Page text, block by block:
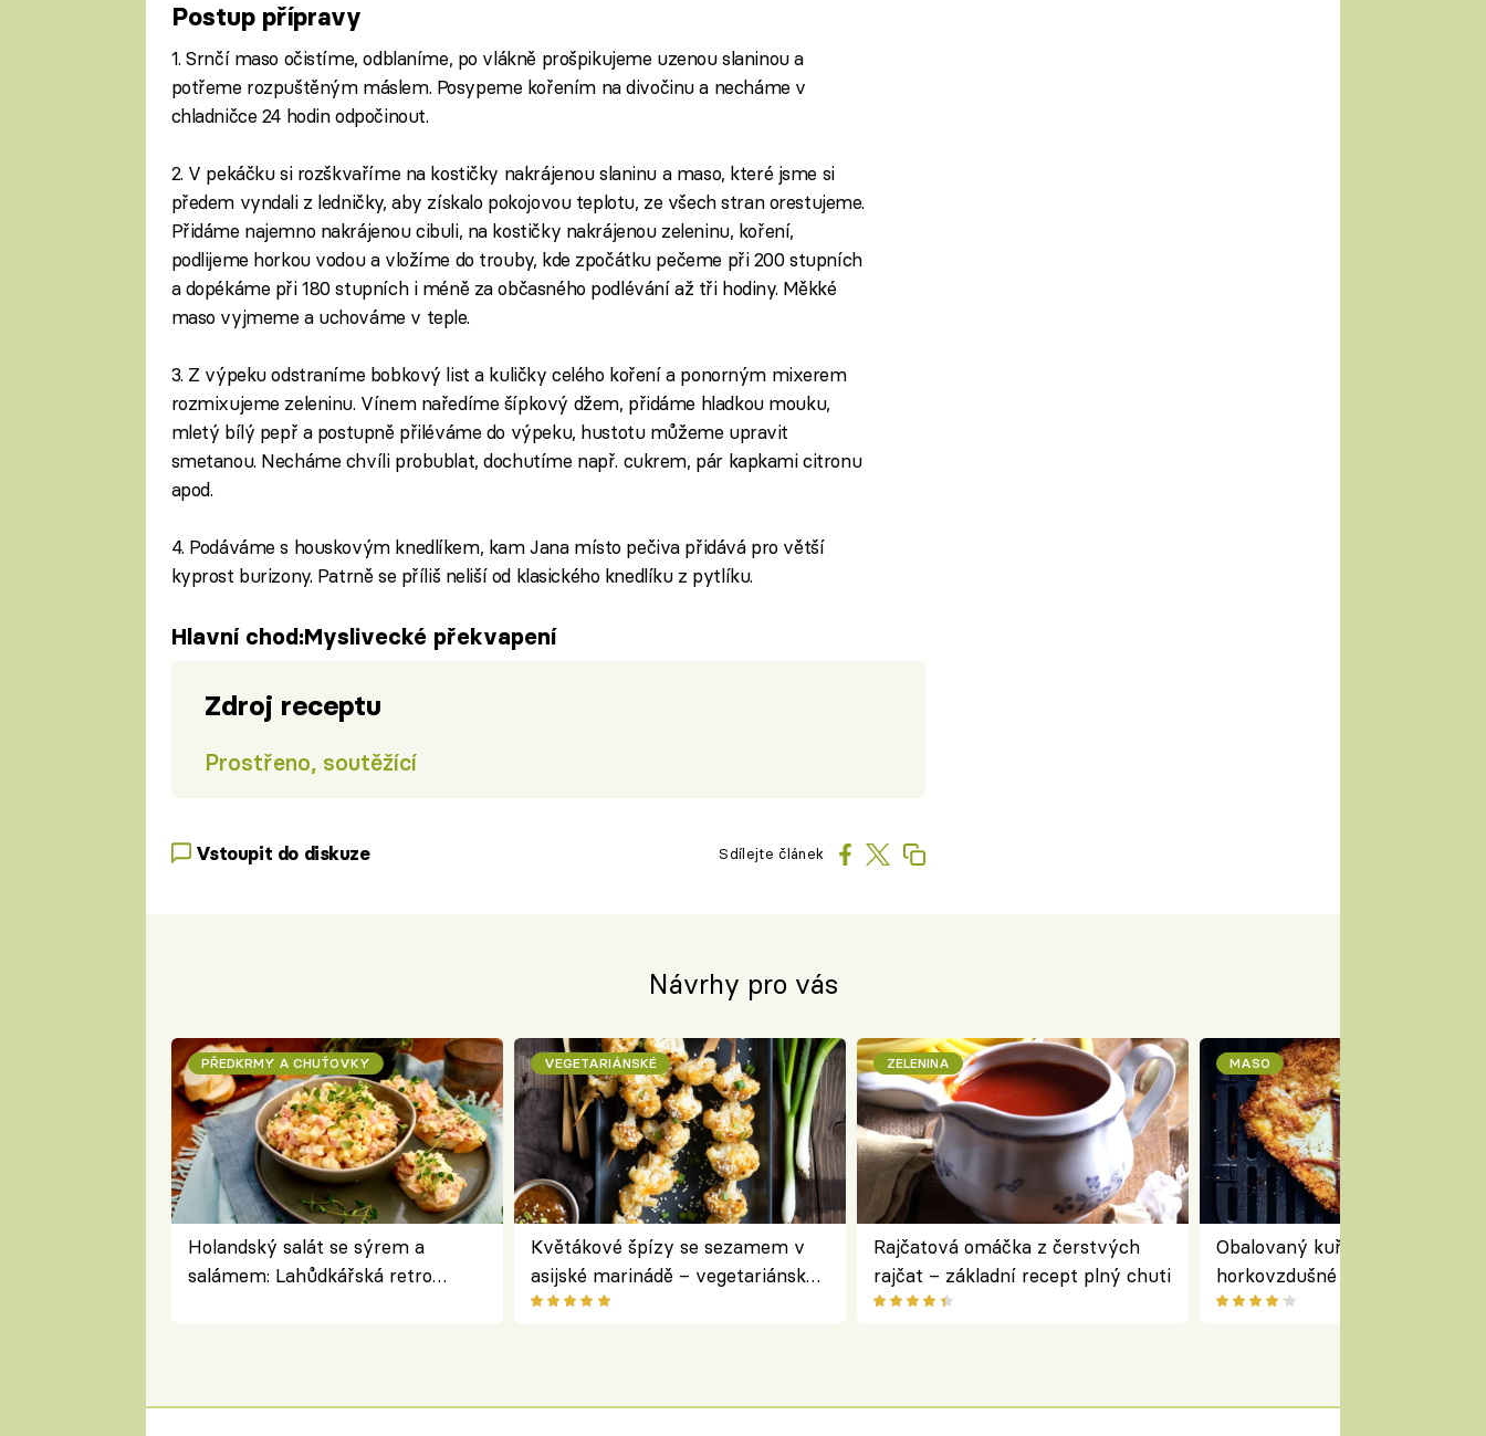
Postup přípravy
1. Srnčí maso očistíme, odblaníme, po vlákně prošpikujeme uzenou slaninou a
potřeme rozpuštěným máslem. Posypeme kořením na divočinu a necháme v
chladničce 24 hodin odpočinout.
2. V pekáčku si rozškvaříme na kostičky nakrájenou slaninu a maso, které jsme si
předem vyndali z ledničky, aby získalo pokojovou teplotu, ze všech stran orestujeme.
Přidáme najemno nakrájenou cibuli, na kostičky nakrájenou zeleninu, koření,
podlijeme horkou vodou a vložíme do trouby, kde zpočátku pečeme při 200 stupních
a dopékáme při 180 stupních i méně za občasného podlévání až tři hodiny. Měkké
maso vyjmeme a uchováme v teple.
3. Z výpeku odstraníme bobkový list a kuličky celého koření a ponorným mixerem
rozmixujeme zeleninu. Vínem naředíme šípkový džem, přidáme hladkou mouku,
mletý bílý pepř a postupně přiléváme do výpeku, hustotu můžeme upravit
smetanou. Necháme chvíli probublat, dochutíme např. cukrem, pár kapkami citronu
apod.
4. Podáváme s houskovým knedlíkem, kam Jana místo pečiva přidává pro větší
kyprost burizony. Patrně se příliš neliší od klasického knedlíku z pytlíku.
Hlavní chod:Myslivecké překvapení
Zdroj receptu
Prostřeno, soutěžící
Vstoupit do diskuze Sdílejte článek
Návrhy pro vás
PŘEDKRMY A CHUŤOVKY
Holandský salát se sýrem a
salámem: Lahůdkářská retro
VEGETARIÁNSKÉ
Květákové špízy se sezamem v
asijské marinádě – vegetariánská
chuťovka z grilu
ZELENINA
Rajčatová omáčka z čerstvých
rajčat – základní recept plný chuti
MASO
Obalovaný kuřecí řízek s
horkovzdušné fritézy – klasika
novém pojetí podle Jamieho